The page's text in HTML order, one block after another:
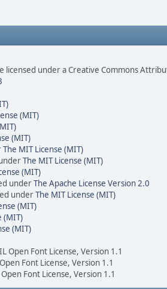
under a Creative Commons
(MIT)
(MIT)
The MIT License (MIT)
The MIT License (MIT)
(MIT)
underThe Apache License Version 2.0
underThe MIT License (MIT)
(MIT)
(MIT)
(MIT)
Font License, Version 1.1
Font License, Version 1.1
Font License, Version 1.1